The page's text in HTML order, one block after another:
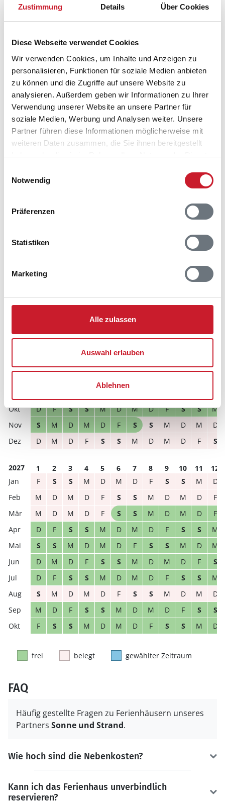
Zustimmung Details Über Cookies
Diese Webseite verwendet Cookies
Wir verwenden Cookies, um Inhalte und Anzeigen zu
personalisieren, Funktionen für soziale Medien anbieten
zu können und die Zugriffe auf unsere Website zu
analysieren. Außerdem geben wir Informationen zu Ihrer
Verwendung unserer Website an unsere Partner für
soziale Medien, Werbung und Analysen weiter. Unsere
Partner führen diese Informationen möglicherweise mit
weiteren Daten zusammen, die Sie ihnen bereitgestellt
haben oder die sie im Rahmen Ihrer Nutzung der Dienste
Notwendig
Präferenzen
Statistiken
Marketing
Alle zulassen
Auswahl erlauben
Ablehnen
Reisedauer auswählen
Sie bekommen Verfügbarkeit und Preis angezeigt
Reisezeitraumes auch Änderungen bei der
belegt gewählter Zeitraum
7
D
F S S M D M D F S S
M
S
M D M D F S S M D M
D
D
M D F S S M D M D F S
2027 1 2 3 4 5 6 7 8 9 10 11
12
F
S S M D M D F S S M
D
M
D M D F S S M D M D
F
M
D M D F S S M D M D
F
D
F S S M D M D F S S
M
S
S M D M D F S S M D
M
D
M D F S S M D M D F
S
D
F S S M D M D F S S
M
S
M D M D F S S M D M
D
M
D F S S M D M D F S
S
F
S S M D M D F S S M D
frei belegt gewählter Zeitraum
FAQ
Häufig gestellte Fragen zu Ferienhäusern unseres
Partners Sonne und Strand.
Wie hoch sind die Nebenkosten?
Kann ich das Ferienhaus unverbindlich
reservieren?